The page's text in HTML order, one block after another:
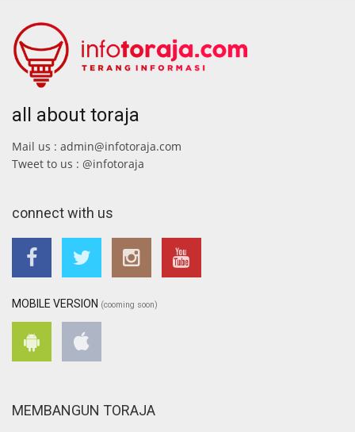
all about toraja
Mail us : admin@infotoraja.com
Tweet to us : @infotoraja
connect with us
MOBILE VERSION (cooming soon)
MEMBANGUN TORAJA